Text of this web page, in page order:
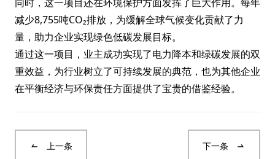
减少8,755吨CO₂排放，为缓解全球气候变化贡献了力
量，助力企业实现绿色低碳发展目标。
通过这一项目，业主成功实现了电力降本和绿碳发展的双
重效益，为行业树立了可持续发展的典范，也为其他企业
在平衡经济与环保责任方面提供了宝贵的借鉴经验。
上一条 下一条